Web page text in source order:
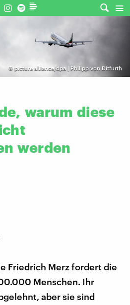
© picture alliance/dpa | Philipp von Ditfurth
warum diese
werden
Friedrich Merz fordert die
Menschen. Ihr
aber sie sind